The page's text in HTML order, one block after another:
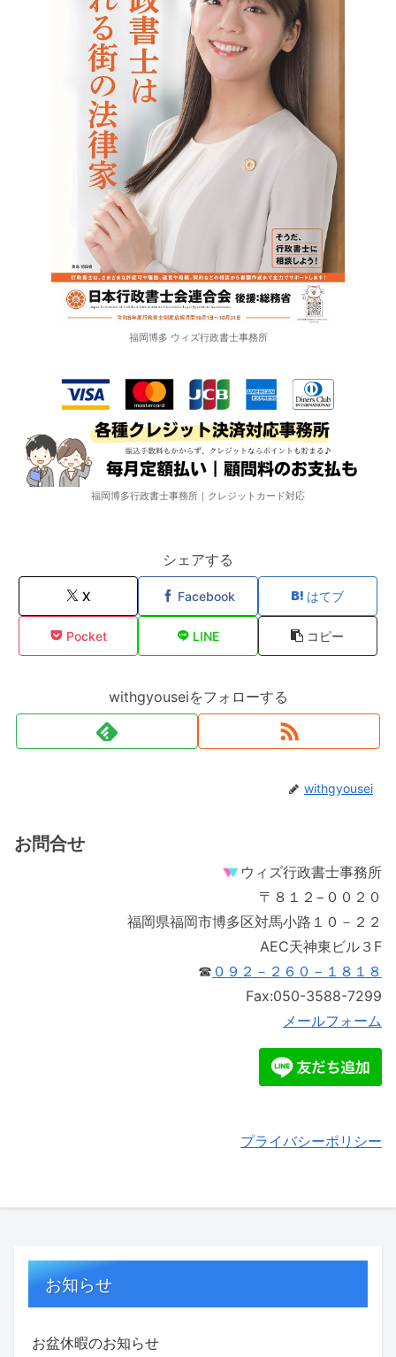
福岡博多 ウィズ行政書士事務所
福岡博多行政書士事務所｜クレジットカード対応
シェアする
X Facebook はてブ
Pocket LINE コピー
withgyouseiをフォローする
withgyousei
お問合せ
ウィズ行政書士事務所
〒８１２−００２０
福岡県福岡市博多区対馬小路１０－２２
AEC天神東ビル３F
☎ ０９２－２６０－１８１８
Fax:050-3588-7299
メールフォーム
プライバシーポリシー
お知らせ
お盆休暇のお知らせ